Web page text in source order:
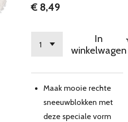
€ 8,49
In
winkelwagen
Maak mooie rechte
sneeuwblokken met
deze speciale vorm